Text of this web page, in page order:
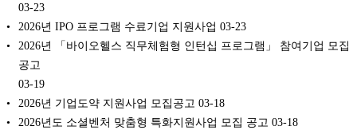
03-23
2026년 IPO 프로그램 수료기업 지원사업 03-23
2026년 「바이오헬스 직무체험형 인턴십 프로그램」 참여기업 모집
공고
03-19
2026년 기업도약 지원사업 모집공고 03-18
2026년도 소셜벤처 맞춤형 특화지원사업 모집 공고 03-18